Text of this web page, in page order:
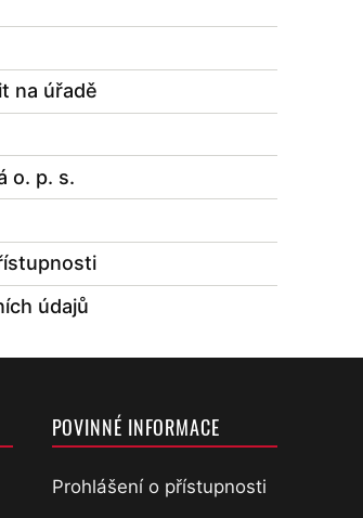
na úřadě
o. p. s.
údajů
POVINNÉ INFORMACE
Prohlášení o přístupnosti